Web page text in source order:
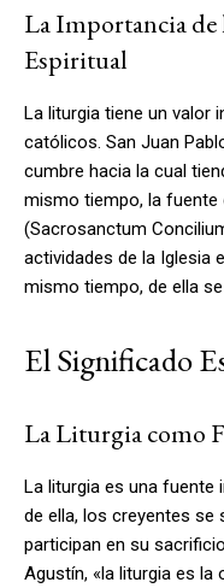
La Importancia
Espiritual
La liturgia tiene un valor
católicos. San Juan
cumbre hacia la cual
mismo tiempo, la fuente
(Sacrosanctum
actividades de la Iglesia
mismo tiempo, de ella
El Significado
La Liturgia como
La liturgia es una fuente
de ella, los creyentes se
participan en su
Agustín, «la liturgia es la